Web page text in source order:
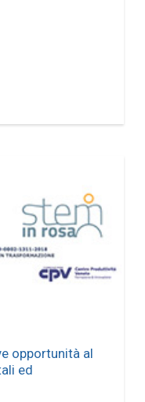
opportunità al
ed